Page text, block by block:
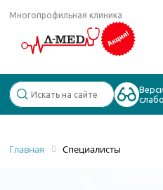
Многопрофильная клиника
Популярные запросы
Главная Специалисты